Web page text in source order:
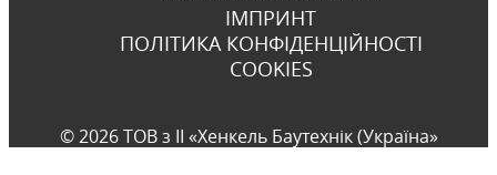
ІМПРИНТ
ПОЛІТИКА КОНФІДЕНЦІЙНОСТІ
COOKIES
© 2026 ТОВ з ІІ «Хенкель Баутехнік (Україна»